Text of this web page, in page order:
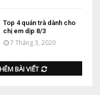
Top 4 quán trà dành cho
chị em dịp 8/3
7 Tháng 3, 2020
BÀI VIẾT